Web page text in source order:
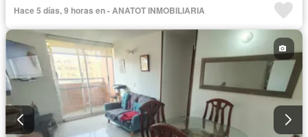
Hace 5 días, 9 horas en - ANATOT INMOBILIARIA